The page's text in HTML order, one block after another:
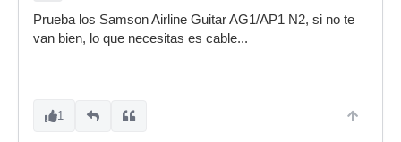
Prueba los Samson Airline Guitar AG1/AP1 N2, si no te
van bien, lo que necesitas es cable...
1